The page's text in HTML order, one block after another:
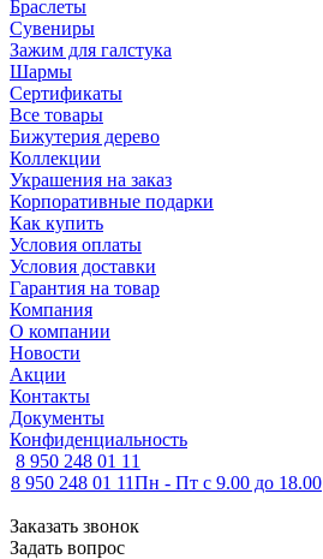
Браслеты
Сувениры
Зажим для галстука
Шармы
Сертификаты
Все товары
Бижутерия дерево
Коллекции
Украшения на заказ
Корпоративные подарки
Как купить
Условия оплаты
Условия доставки
Гарантия на товар
Компания
О компании
Новости
Акции
Контакты
Документы
Конфиденциальность
8 950 248 01 11
8 950 248 01 11Пн - Пт с 9.00 до 18.00
Заказать звонок
Задать вопрос